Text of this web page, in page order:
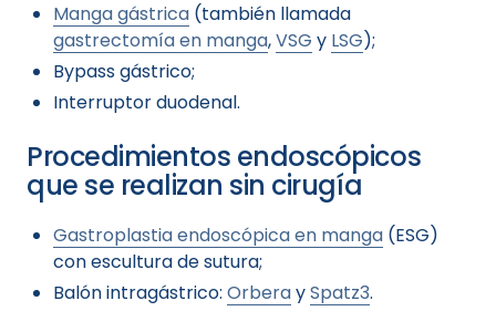
Manga gástrica (también llamada
gastrectomía en manga,VSG y LSG);
Bypass gástrico;
Interruptor duodenal.
Procedimientos endoscópicos
que se realizan sin cirugía
Gastroplastia endoscópica en manga (ESG)
con escultura de sutura;
Balón intragástrico: OrberaySpatz3.